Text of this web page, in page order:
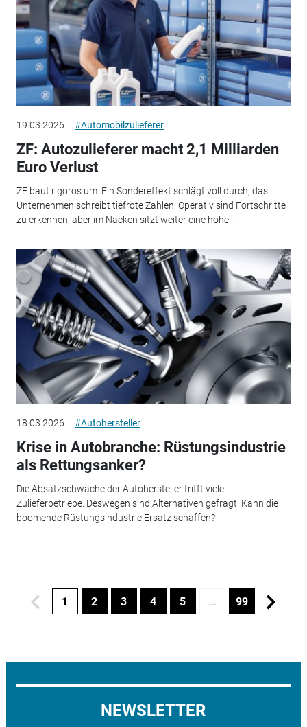
19.03.2026 #Automobilzulieferer
ZF: Autozulieferer macht 2,1 Milliarden
Euro Verlust
ZF baut rigoros um. Ein Sondereffekt schlägt voll durch, das
Unternehmen schreibt tiefrote Zahlen. Operativ sind Fortschritte
zu erkennen, aber im Nacken sitzt weiter eine hohe...
18.03.2026 #Autohersteller
Krise in Autobranche: Rüstungsindustrie
als Rettungsanker?
Die Absatzschwäche der Autohersteller trifft viele
Zulieferbetriebe. Deswegen sind Alternativen gefragt. Kann die
boomende Rüstungsindustrie Ersatz schaffen?
1 2 3 4 5 … 99
NEWSLETTER